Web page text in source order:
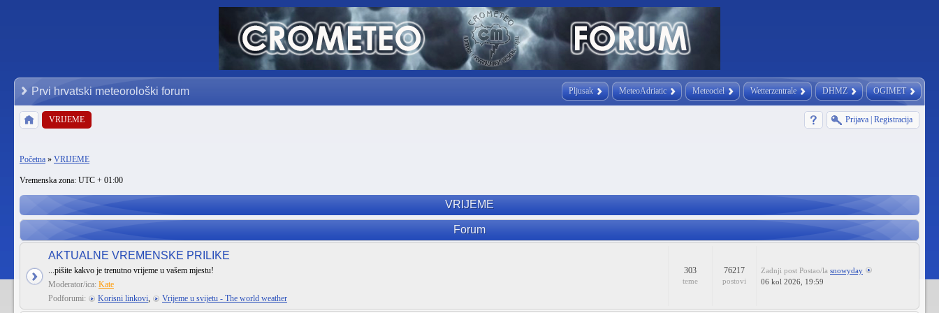
Pljusak MeteoAdriatic Meteociel Wetterzentrale DHMZ OGIMET
Prvi hrvatski meteorološki forum
VRIJEME Prijava Registracija
Početna » VRIJEME
Vremenska zona: UTC + 01:00
VRIJEME
Forum
AKTUALNE VREMENSKE PRILIKE
...pišite kakvo je trenutno vrijeme u vašem mjestu!
Moderator/ica: Kate
Podforumi:
Korisni linkovi, Vrijeme u svijetu - The world weather
303
teme
76217
postovi
Zadnji post Postao/la snowyday
06 kol 2026, 19:59